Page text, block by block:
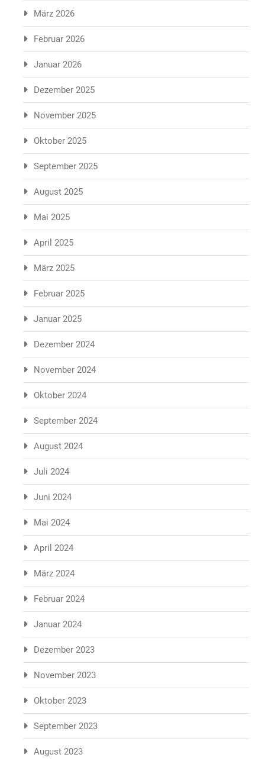
März 2026
Februar 2026
Januar 2026
Dezember 2025
November 2025
Oktober 2025
September 2025
August 2025
Mai 2025
April 2025
März 2025
Februar 2025
Januar 2025
Dezember 2024
November 2024
Oktober 2024
September 2024
August 2024
Juli 2024
Juni 2024
Mai 2024
April 2024
März 2024
Februar 2024
Januar 2024
Dezember 2023
November 2023
Oktober 2023
September 2023
August 2023